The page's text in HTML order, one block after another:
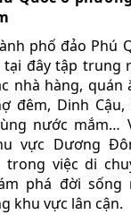
phố đảo Phú
đây tập trung
nhà hàng, quán
đêm, Dinh
nước mắm…
vực Dương
trong việc di
phá đời sống
khu vực lân cận.